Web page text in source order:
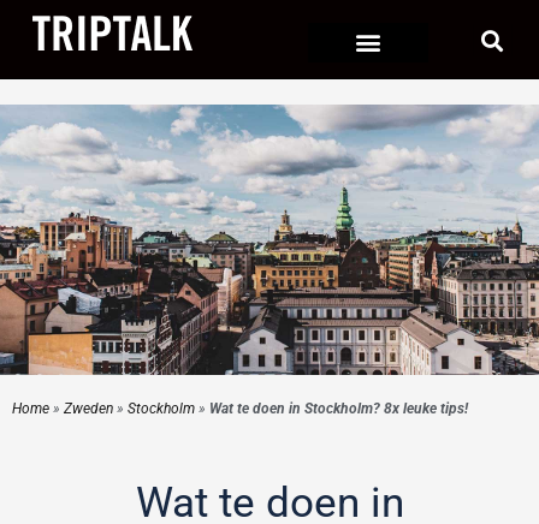
de
inhoud
Home » Zweden » Stockholm » Wat te doen in Stockholm? 8x leuke tips!
Wat te doen in